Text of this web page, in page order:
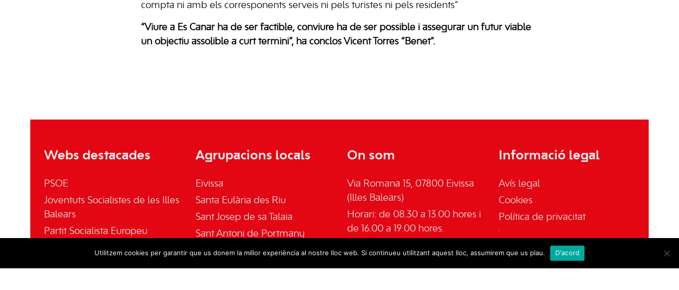
compta ni amb els corresponents serveis ni pels turistes ni pels residents”
“Viure a Es Canar ha de ser factible, conviure ha de ser possible i assegurar un futur viable
un objectiu assolible a curt termini”, ha conclòs Vicent Torres “Benet”.
Webs destacades
PSOE
Joventuts Socialistes de les Illes
Balears
Partit Socialista Europeu
Agrupacions locals
Eivissa
Santa Eulària des Riu
Sant Josep de sa Talaia
Sant Antoni de Portmany
Sant Joan de Labritja
On som
Via Romana 15, 07800 Eivissa
(Illes Balears)
Horari: de 08.30 a 13.00 hores i
de 16.00 a 19.00 hores.
Informació legal
Avís legal
Cookies
Política de privacitat
Utilitzem cookies per garantir que us donem la millor experiència al nostre lloc web. Si continueu utilitzant aquest lloc, assumirem que us plau. D'acord